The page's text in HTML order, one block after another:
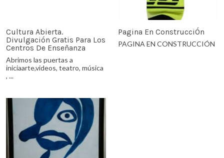
Cultura Abierta.
Divulgación Gratis Para Los
Centros De Enseñanza
Abrimos las puertas a
iniciaarte,videos, teatro, música
, ...
Pagina En ConstrucciÓn
PAGINA EN CONSTRUCCIÓN